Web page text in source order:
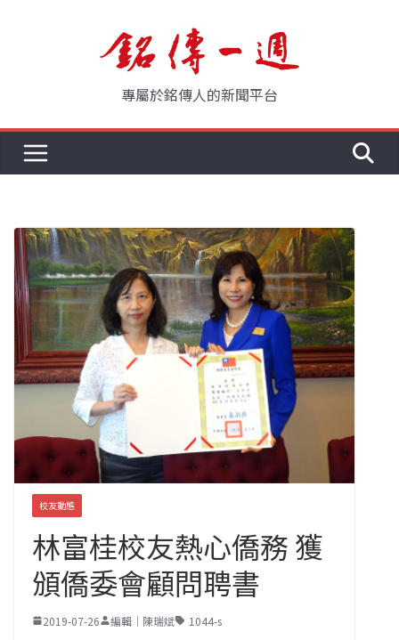
專屬於銘傳人的新聞平台
校友動態
林富桂校友熱心僑務 獲
頒僑委會顧問聘書
2019-07-26 編輯｜陳瑞斌 1044-s